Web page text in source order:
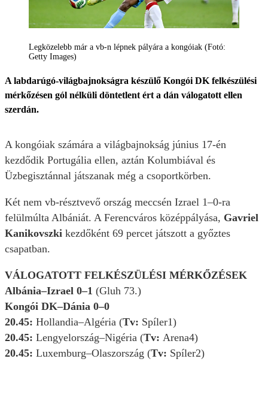
Legközelebb már a vb-n lépnek pályára a kongóiak (Fotó:
Getty Images)
A labdarúgó-világbajnokságra készülő Kongói DK felkészülési
mérkőzésen gól nélküli döntetlent ért a dán válogatott ellen
szerdán.
A kongóiak számára a világbajnokság június 17-én
kezdődik Portugália ellen, aztán Kolumbiával és
Üzbegisztánnal játszanak még a csoportkörben.
Két nem vb-résztvevő ország meccsén Izrael 1–0-ra
felülmúlta Albániát. A Ferencváros középpályása, Gavriel
Kanikovszki kezdőként 69 percet játszott a győztes
csapatban.
VÁLOGATOTT FELKÉSZÜLÉSI MÉRKŐZÉSEK
Albánia–Izrael 0–1 (Gluh 73.)
Kongói DK–Dánia 0–0
20.45: Hollandia–Algéria (Tv: Spíler1)
20.45: Lengyelország–Nigéria (Tv: Arena4)
20.45: Luxemburg–Olaszország (Tv: Spíler2)